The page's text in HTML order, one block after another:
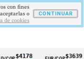
$4178 $3639
con fines
o
de cookies
CONTINUAR